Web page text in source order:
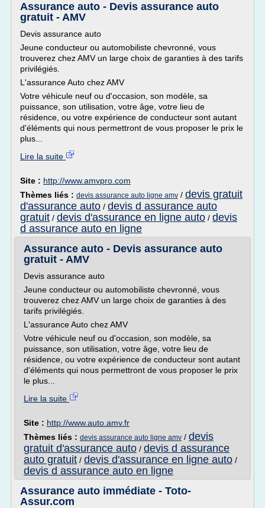
Assurance auto - Devis assurance auto
gratuit - AMV
Devis assurance auto
Jeune conducteur ou automobiliste chevronné, vous
trouverez chez AMV un large choix de garanties à des tarifs
privilégiés.
L'assurance Auto chez AMV
Votre véhicule neuf ou d'occasion, son modèle, sa
puissance, son utilisation, votre âge, votre lieu de
résidence, ou votre expérience de conducteur sont autant
d'éléments qui nous permettront de vous proposer le prix le
plus...
Lire la suite
Site : http://www.amvpro.com
Thèmes liés : devis assurance auto ligne amv / devis gratuit
d'assurance auto / devis d assurance auto
gratuit / devis d'assurance en ligne auto / devis
d assurance auto en ligne
Assurance auto - Devis assurance auto
gratuit - AMV
Devis assurance auto
Jeune conducteur ou automobiliste chevronné, vous
trouverez chez AMV un large choix de garanties à des
tarifs privilégiés.
L'assurance Auto chez AMV
Votre véhicule neuf ou d'occasion, son modèle, sa
puissance, son utilisation, votre âge, votre lieu de
résidence, ou votre expérience de conducteur sont autant
d'éléments qui nous permettront de vous proposer le prix
le plus...
Lire la suite
Site : http://www.auto.amv.fr
Thèmes liés : devis assurance auto ligne amv / devis
gratuit d'assurance auto / devis d assurance
auto gratuit / devis d'assurance en ligne auto /
devis d assurance auto en ligne
Assurance auto immédiate - Toto-
Assur.com